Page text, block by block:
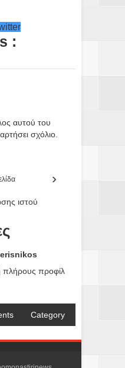
:
αυτού του
σχόλιο.
›
ιστού
πλήρους προφίλ
Category